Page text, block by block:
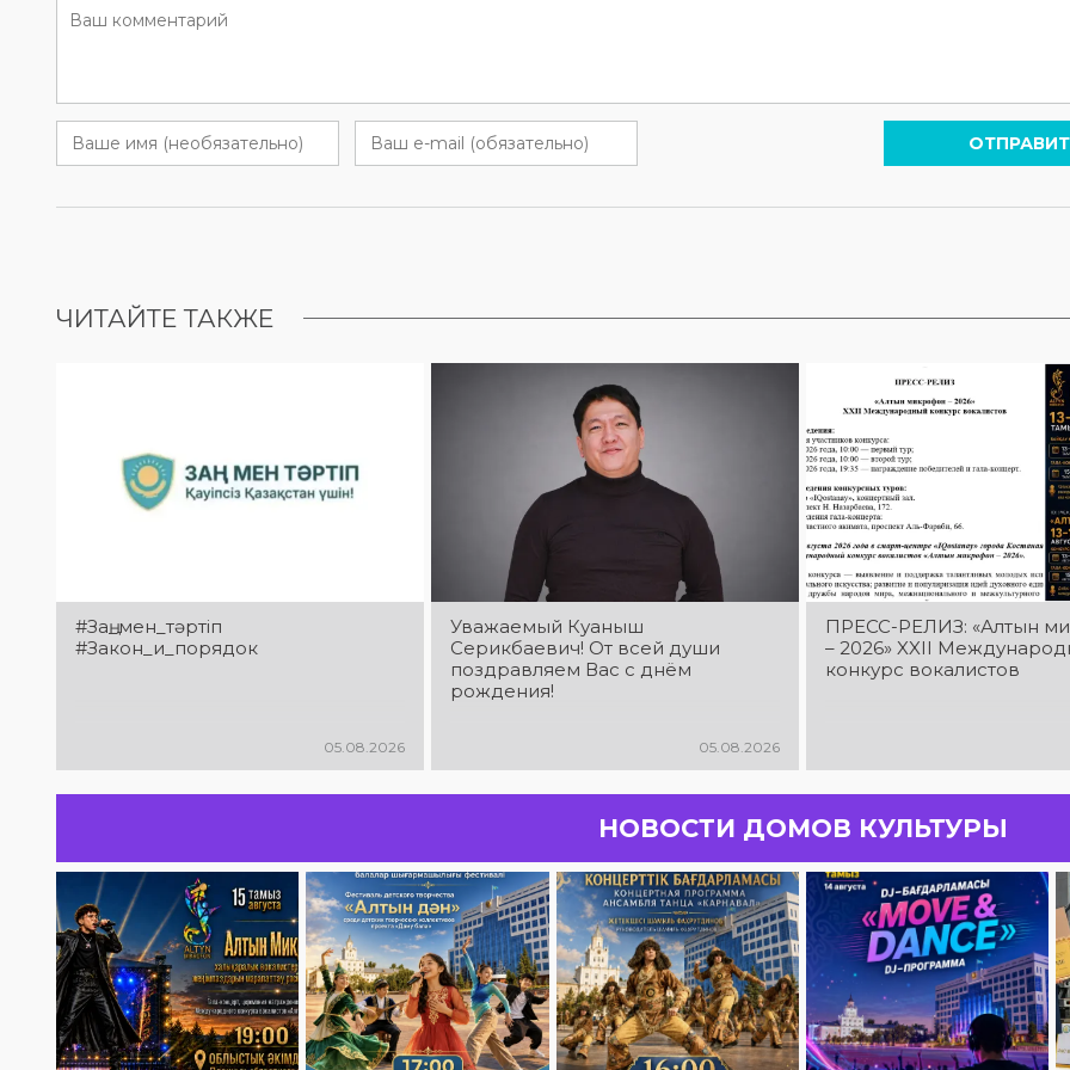
ЧИТАЙТЕ ТАКЖЕ
#Заң_мен_тәртіп
#Закон_и_порядок
05.08.2026
Уважаемый Куаныш
Серикбаевич! От всей души
поздравляем Вас с днём
рождения!
05.08.2026
ПРЕСС-РЕЛИЗ: «Алтын
– 2026» XXIІ
конкурс вокалистов
НОВОСТИ ДОМОВ КУЛЬТУРЫ